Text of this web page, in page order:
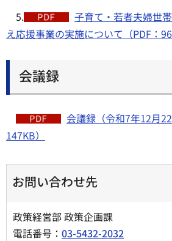
5.
子育て・若者夫婦世
え応援事業の実施について（PDF：
会議録
会議録（令和7年12月
147KB）
お問い合わせ先
政策経営部 政策企画課
電話番号： 03-5432-2032